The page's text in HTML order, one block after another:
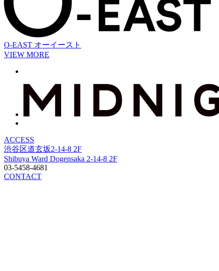
O-EAST オーイースト
VIEW MORE
ACCESS
渋谷区道玄坂2-14-8 2F
Shibuya Ward Dogensaka 2-14-8 2F
03-5458-4681
CONTACT